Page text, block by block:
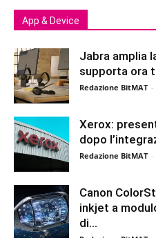
App & Device
Jabra amplia
supporta ora
Redazione BitMAT -
Xerox:
dopo
Redazione BitMAT -
Canon
inkjet a
di...